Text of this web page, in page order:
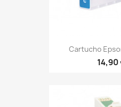
Cartucho
14,90